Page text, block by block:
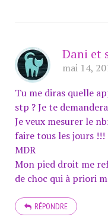
Dani et
mai 14,
Tu me diras quelle
stp ? Je te
Je veux mesurer le
faire tous les jours !!!
MDR
Mon pied droit me
de choc qui à priori
RÉPONDRE